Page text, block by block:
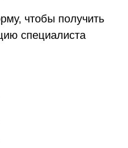
чтобы получить
специалиста